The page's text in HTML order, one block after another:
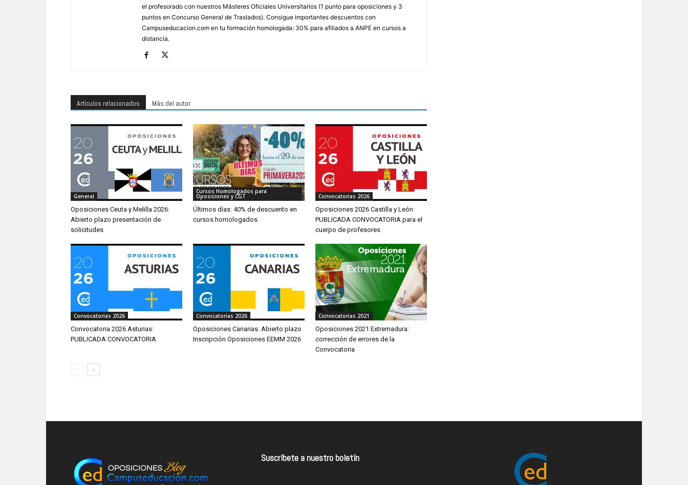
el profesorado con nuestros Másteres Oficiales Universitarios (1 punto para oposiciones y 3
puntos en Concurso General de Traslados). Consigue importantes descuentos con
Campuseducacion.com en tu formación homologada: 30% para afiliados a ANPE en cursos a
distancia.
Artículos relacionados Más del autor
General
Oposiciones Ceuta y Melilla 2026:
Abierto plazo presentación de
solicitudes
Cursos Homologados para
Oposiciones y CGT
Últimos días: 40% de descuento en
cursos homologados
Convocatorias 2026
Oposiciones 2026 Castilla y León:
PUBLICADA CONVOCATORIA para el
cuerpo de profesores
Convocatorias 2026
Convocatoria 2026 Asturias:
PUBLICADA CONVOCATORIA
Convocatorias 2026
Oposiciones Canarias: Abierto plazo
Inscripción Oposiciones EEMM 2026
Convocatorias 2021
Oposiciones 2021 Extremadura:
corrección de errores de la
Convocatoria
Suscríbete a nuestro boletín